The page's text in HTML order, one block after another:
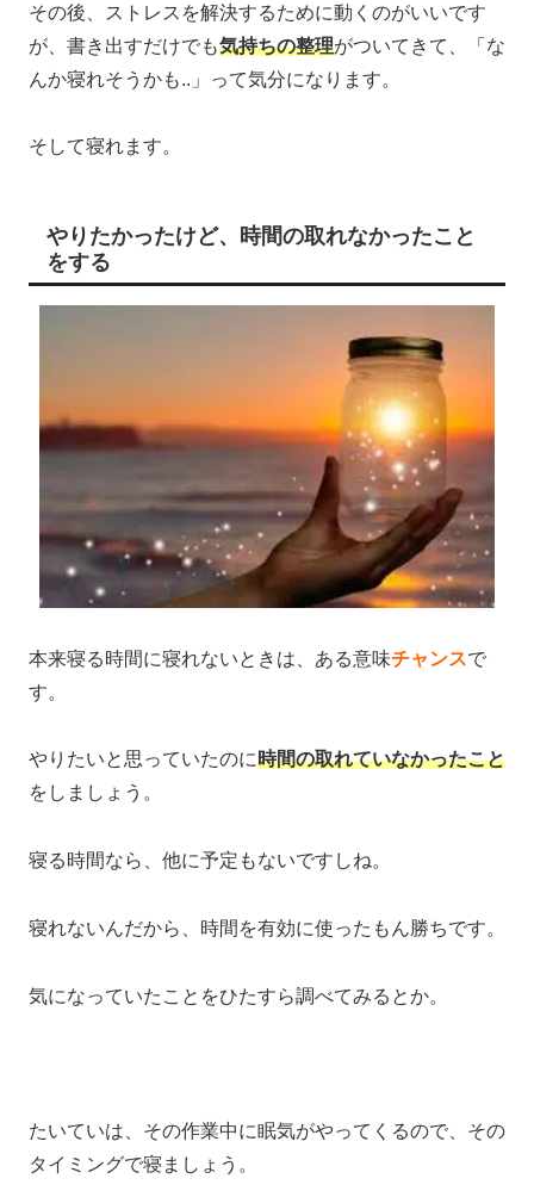
その後、ストレスを解決するために動くのがいいです
が、書き出すだけでも気持ちの整理がついてきて、「な
んか寝れそうかも..」って気分になります。
そして寝れます。
やりたかったけど、時間の取れなかったこと
をする
本来寝る時間に寝れないときは、ある意味チャンスで
す。
やりたいと思っていたのに時間の取れていなかったこと
をしましょう。
寝る時間なら、他に予定もないですしね。
寝れないんだから、時間を有効に使ったもん勝ちです。
気になっていたことをひたすら調べてみるとか。
たいていは、その作業中に眠気がやってくるので、その
タイミングで寝ましょう。